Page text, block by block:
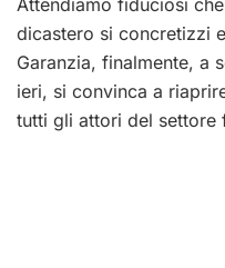
dicastero si concretizzi
Garanzia, finalmente, a
ieri, si convinca a
tutti gli attori del settore